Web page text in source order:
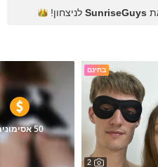
SunriseGuys לניצחון!
בחינם
2
50 אסימונים